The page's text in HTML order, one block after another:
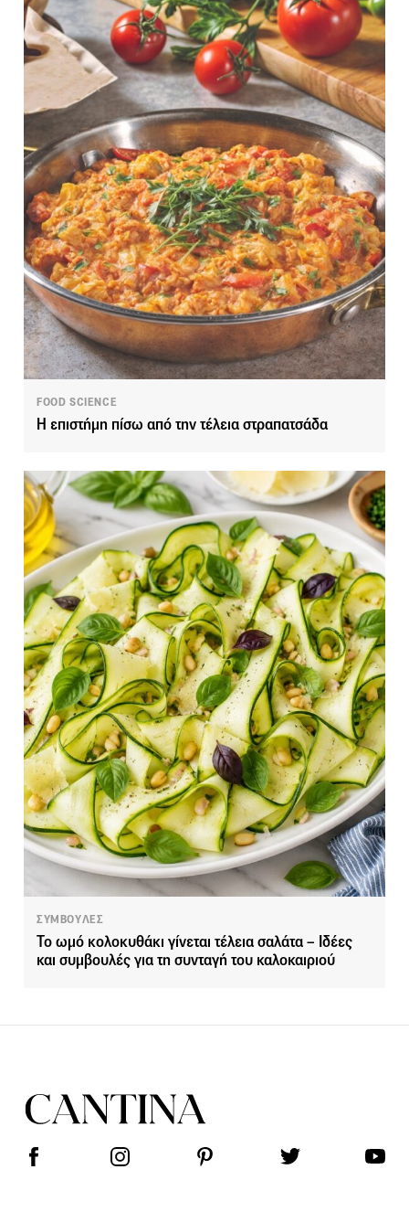
FOOD SCIENCE
Η επιστήμη πίσω από την τέλεια στραπατσάδα
ΣΥΜΒΟΥΛΕΣ
Το ωμό κολοκυθάκι γίνεται τέλεια σαλάτα – Ιδέες
και συμβουλές για τη συνταγή του καλοκαιριού